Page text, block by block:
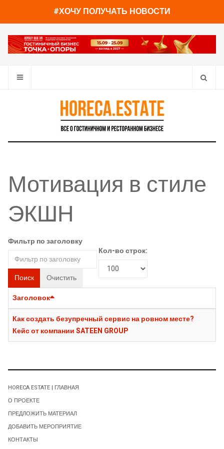
#ХОЧУ ПОЛУЧАТЬ НОВОСТИ
Мотивация в стиле
ЭКШН
Фильтр по заголовку
Поиск Очистить
Кол-во строк:
Заголовок
Как создать безупречный сервис на ровном месте?
Кейс от компании SATEEN GROUP
HORECA ESTATE | ГЛАВНАЯ
О ПРОЕКТЕ
ПРЕДЛОЖИТЬ МАТЕРИАЛ
ДОБАВИТЬ МЕРОПРИЯТИЕ
КОНТАКТЫ